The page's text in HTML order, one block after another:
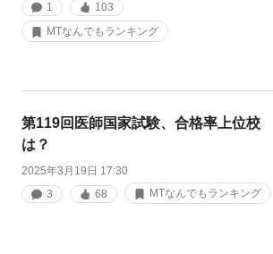
1
103
MTなんでもランキング
第119回医師国家試験、合格率上位校
は？
2025年3月19日 17:30
3
68 MTなんでもランキング